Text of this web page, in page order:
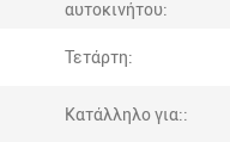
αυτοκινήτου:
Τετάρτη:
Κατάλληλο για::